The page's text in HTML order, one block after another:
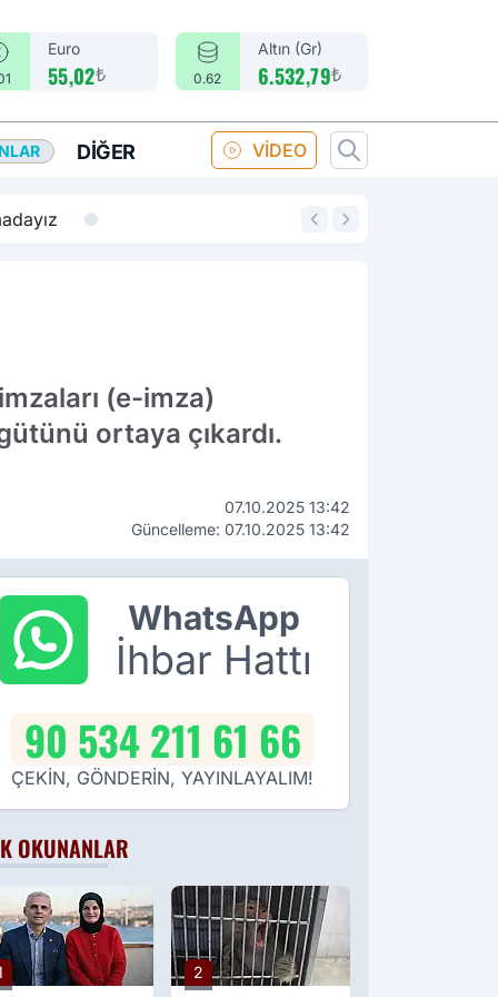
Euro
55,02₺ 0.62
Altın (Gr)
6.532,79₺
DIĞER VİDEO
14:18
(e-imza)
ortaya çıkardı.
07.10.2025 13:42
Güncelleme: 07.10.2025 13:42
WhatsApp
İhbar Hattı
90 534 211 61 66
ÇEKİN, GÖNDERİN, YAYINLAYALIM!
OKUNANLAR
2